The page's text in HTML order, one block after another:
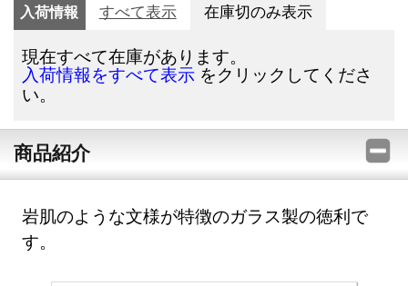
入荷情報 すべて表示 在庫切のみ表示
現在すべて在庫があります。
入荷情報をすべて表示 をクリックしてくださ
い。
商品紹介
岩肌のような文様が特徴のガラス製の徳利で
す。